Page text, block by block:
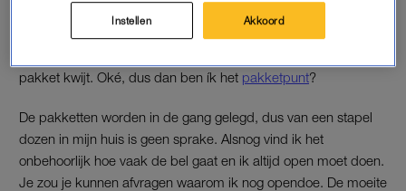
of zij de bel niet horen. Hij reageerde dat ze overdag vaak niet
thuis zijn. Waarom ze de boel dan niet naar een pakketpunt
pakket kwijt. Oké, dus dan ben ík het pakketpunt?
De pakketten worden in de gang gelegd, dus van een stapel
dozen in mijn huis is geen sprake. Alsnog vind ik het
onbehoorlijk hoe vaak de bel gaat en ik altijd open moet doen.
Je zou je kunnen afvragen waarom ik nog opendoe. De moeite
Instellen Akkoord